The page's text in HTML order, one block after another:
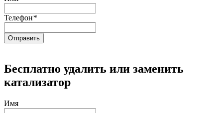
Телефон*
Бесплатно удалить или заменить
катализатор
Имя